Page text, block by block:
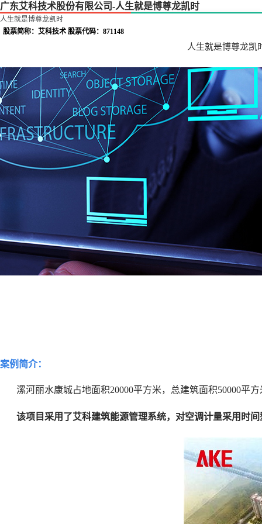
广东艾科技术股份有限公司-人生就是博尊龙凯时
人生就是博尊龙凯时
股票简称：艾科技术 股票代码：871148
人生就是博尊龙凯
案例简介：
漯河丽水康城占地面积20000平方米，总建筑面积50000平方
该项目采用了艾科建筑能源管理系统，对空调计量采用时